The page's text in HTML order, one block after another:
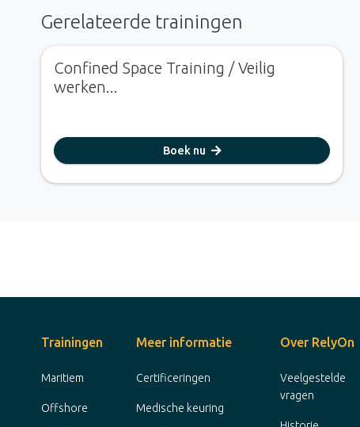
Gerelateerde trainingen
Confined Space Training / Veilig
werken...
Boek nu
Trainingen
Maritiem
Offshore
Meer informatie
Certificeringen
Medische keuring
Over RelyOn
Veelgestelde
vragen